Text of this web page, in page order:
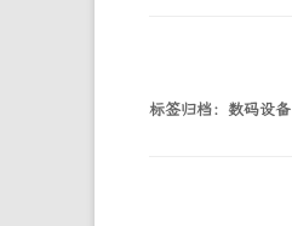
标签归档：数码设备